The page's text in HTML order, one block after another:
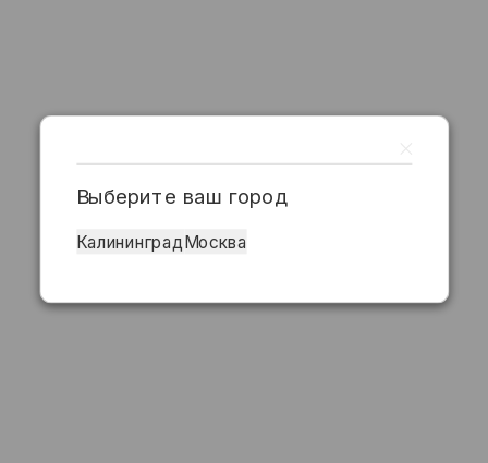
Выберите ваш город
КалининградМосква